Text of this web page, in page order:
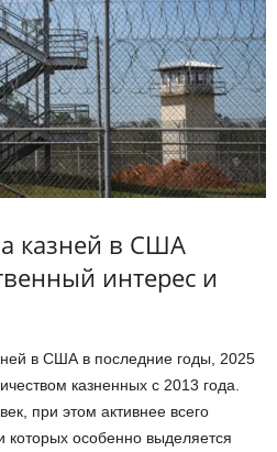
казней в США
интерес и
в США в последние годы, 2025
казненных с 2013 года.
при этом активнее всего
особенно выделяется